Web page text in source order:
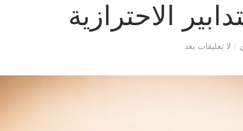
الاحترازية
/ لا تعليقات بعد